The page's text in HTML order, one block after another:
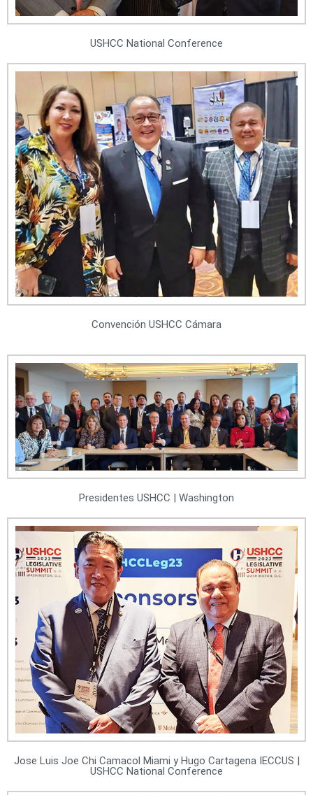
USHCC National Conference
Convención USHCC Cámara
Presidentes USHCC | Washington
Jose Luis Joe Chi Camacol Miami y Hugo Cartagena IECCUS |
USHCC National Conference